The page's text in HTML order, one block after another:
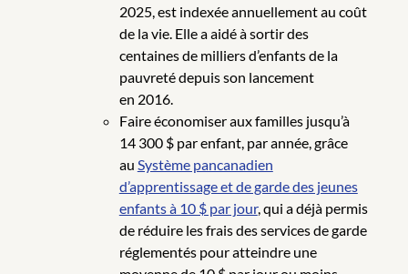
2025, est indexée annuellement au coût
de la vie. Elle a aidé à sortir des
centaines de milliers d’enfants de la
pauvreté depuis son lancement
en 2016.
Faire économiser aux familles jusqu’à
14 300 $ par enfant, par année, grâce
au Système pancanadien
d’apprentissage et de garde des jeunes
enfants à 10 $ par jour, qui a déjà permis
de réduire les frais des services de garde
réglementés pour atteindre une